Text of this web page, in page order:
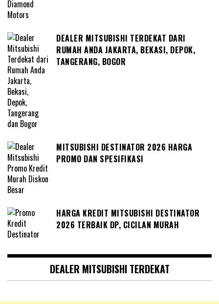
DEALER MITSUBISHI TERDEKAT DARI
RUMAH ANDA JAKARTA, BEKASI, DEPOK,
TANGERANG, BOGOR
MITSUBISHI DESTINATOR 2026 HARGA
PROMO DAN SPESIFIKASI
HARGA KREDIT MITSUBISHI DESTINATOR
2026 TERBAIK DP, CICILAN MURAH
DEALER MITSUBISHI TERDEKAT